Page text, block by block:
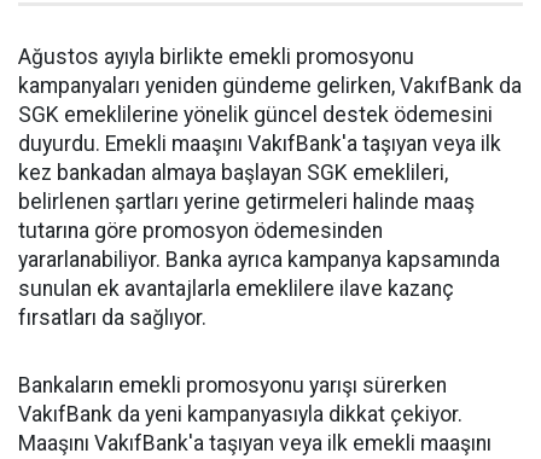
Ağustos ayıyla birlikte emekli promosyonu
kampanyaları yeniden gündeme gelirken, VakıfBank da
SGK emeklilerine yönelik güncel destek ödemesini
duyurdu. Emekli maaşını VakıfBank'a taşıyan veya ilk
kez bankadan almaya başlayan SGK emeklileri,
belirlenen şartları yerine getirmeleri halinde maaş
tutarına göre promosyon ödemesinden
yararlanabiliyor. Banka ayrıca kampanya kapsamında
sunulan ek avantajlarla emeklilere ilave kazanç
fırsatları da sağlıyor.
Bankaların emekli promosyonu yarışı sürerken
VakıfBank da yeni kampanyasıyla dikkat çekiyor.
Maaşını VakıfBank'a taşıyan veya ilk emekli maaşını